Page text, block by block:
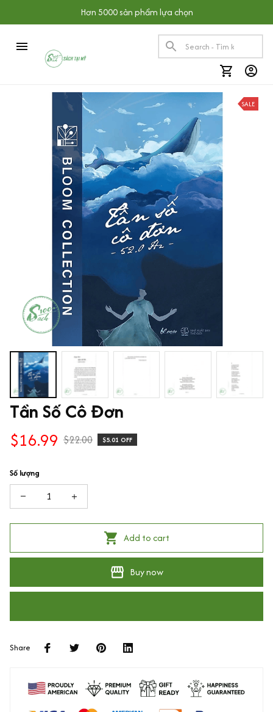
Hơn 5000 sản phẩm lựa chọn
SALE
Tần Số Cô Đơn
$16.99 $22.00 $5.01 OFF
Số lượng
Add to cart
Buy now
Share